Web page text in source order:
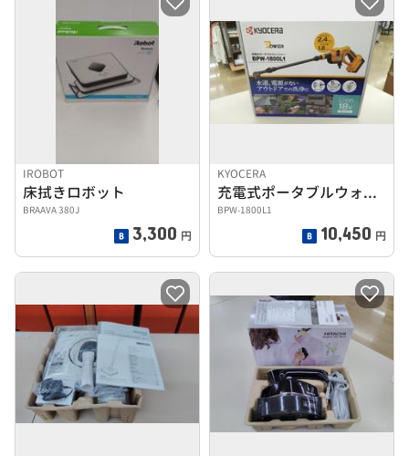
IROBOT
床拭きロボット
BRAAVA 380J
3,300 円
KYOCERA
充電式ポータブルウォッシャー
BPW-1800L1
10,450 円